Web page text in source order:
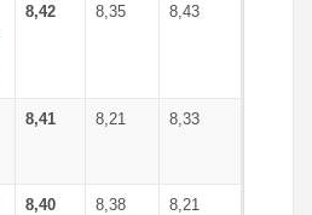
8,42 8,35 8,43
8,41 8,21 8,33
8,40 8,38 8,21